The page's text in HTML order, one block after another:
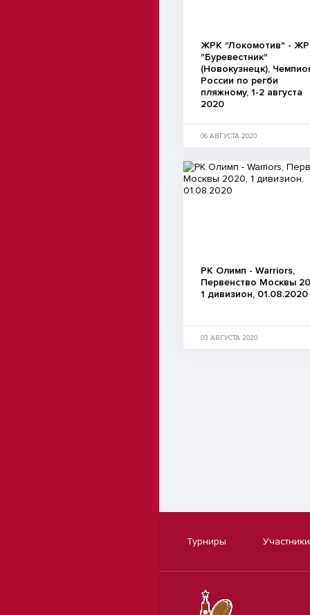
ЖРК "Локомотив" -
"Буревестник"
(Новокузнецк),
России по регби
пляжному, 1-2 августа
2020
06 АВГУСТА 2020
РК Олимп - Warriors,
Первенство Москвы
1 дивизион, 01.08.2020
03 АВГУСТА 2020
Турниры Участники